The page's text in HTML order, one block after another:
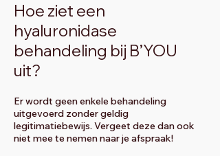
Hoe ziet een
hyaluronidase
behandeling bij B’YOU
uit?
Er wordt geen enkele behandeling
uitgevoerd zonder geldig
legitimatiebewijs. Vergeet deze dan ook
niet mee te nemen naar je afspraak!